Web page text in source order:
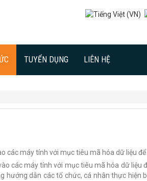
TUYỂN DỤNG LIÊN HỆ
các máy tính với mục tiêu mã hóa dữ liệu
các máy tính với mục tiêu mã hóa dữ liệu
dẫn các tổ chức, cá nhân thực hiện